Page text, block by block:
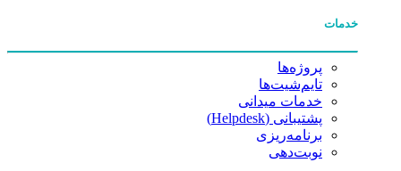
خدمات
پروژه‌ها
تایم‌شیت‌ها
خدمات میدانی
پشتیبانی (Helpdesk)
برنامه‌ریزی
نوبت‌دهی